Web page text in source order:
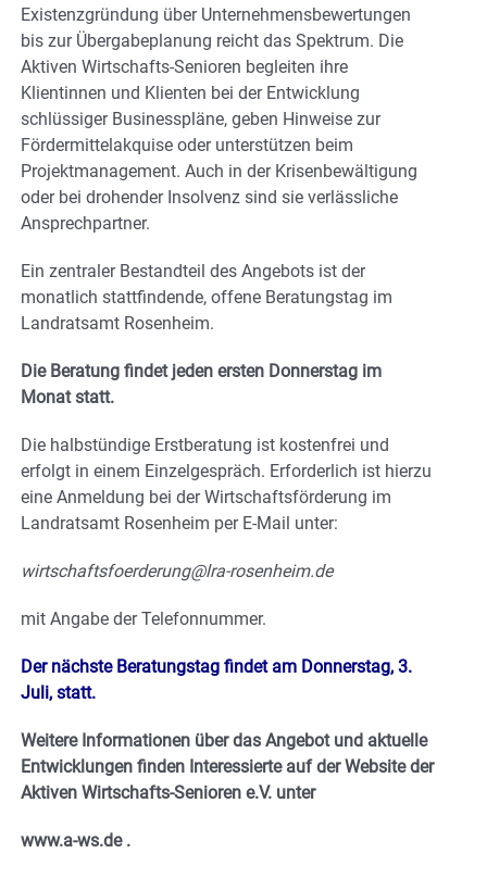
Existenzgründung über Unternehmensbewertungen
bis zur Übergabeplanung reicht das Spektrum. Die
Aktiven Wirtschafts-Senioren begleiten ihre
Klientinnen und Klienten bei der Entwicklung
schlüssiger Businesspläne, geben Hinweise zur
Fördermittelakquise oder unterstützen beim
Projektmanagement. Auch in der Krisenbewältigung
oder bei drohender Insolvenz sind sie verlässliche
Ansprechpartner.
Ein zentraler Bestandteil des Angebots ist der
monatlich stattfindende, offene Beratungstag im
Landratsamt Rosenheim.
Die Beratung findet jeden ersten Donnerstag im
Monat statt.
Die halbstündige Erstberatung ist kostenfrei und
erfolgt in einem Einzelgespräch. Erforderlich ist hierzu
eine Anmeldung bei der Wirtschaftsförderung im
Landratsamt Rosenheim per E-Mail unter:
wirtschaftsfoerderung@lra-rosenheim.de
mit Angabe der Telefonnummer.
Der nächste Beratungstag findet am Donnerstag, 3.
Juli, statt.
Weitere Informationen über das Angebot und aktuelle
Entwicklungen finden Interessierte auf der Website der
Aktiven Wirtschafts-Senioren e.V. unter
www.a-ws.de .